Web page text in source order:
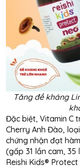
Tăng đề kháng
Đặc biệt, Vitamin C
Cherry Anh Đào,
chứng nhận đạt
(gấp 31 lần cam,
Reishi Kids® Protect